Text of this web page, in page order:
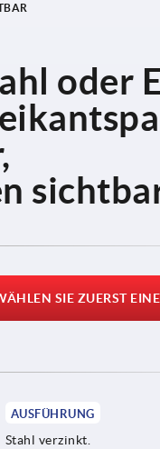
oder
SIE ZUERST
AUSFÜHRUNG
Stahl verzinkt.